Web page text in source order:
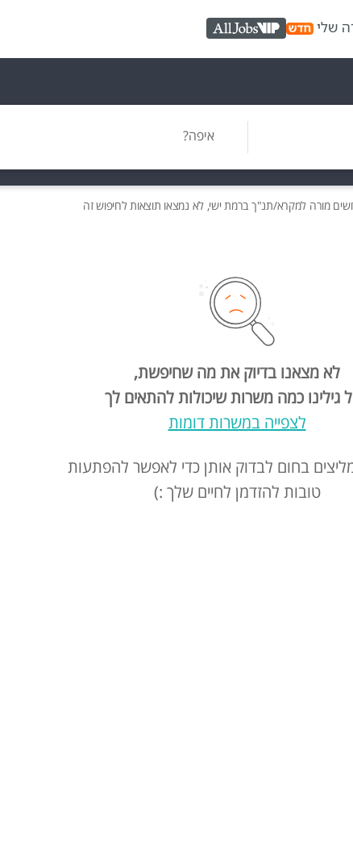
שלי AllJobs VIP
איפה?
מורה למקרא/תנ"ך ברמת ישי, לא נמצאו תוצאות לחיפוש זה
לא מצאנו בדיוק את מה שחיפשת,
גילינו כמה משרות שיכולות להתאים לך
לצפייה במשרות דומות
בחום לבדוק אותן כדי לאפשר להפתעות
טובות להזדמן לחיים שלך :)